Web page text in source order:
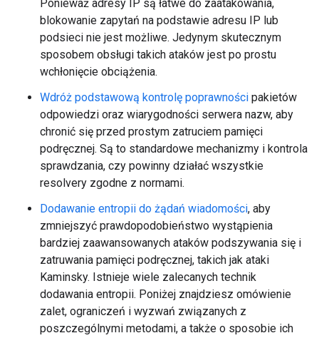
Ponieważ adresy IP są łatwe do zaatakowania,
blokowanie zapytań na podstawie adresu IP lub
podsieci nie jest możliwe. Jedynym skutecznym
sposobem obsługi takich ataków jest po prostu
wchłonięcie obciążenia.
Wdróż podstawową kontrolę poprawności pakietów
odpowiedzi oraz wiarygodności serwera nazw, aby
chronić się przed prostym zatruciem pamięci
podręcznej. Są to standardowe mechanizmy i kontrola
sprawdzania, czy powinny działać wszystkie
resolvery zgodne z normami.
Dodawanie entropii do żądań wiadomości, aby
zmniejszyć prawdopodobieństwo wystąpienia
bardziej zaawansowanych ataków podszywania się i
zatruwania pamięci podręcznej, takich jak ataki
Kaminsky. Istnieje wiele zalecanych technik
dodawania entropii. Poniżej znajdziesz omówienie
zalet, ograniczeń i wyzwań związanych z
poszczególnymi metodami, a także o sposobie ich